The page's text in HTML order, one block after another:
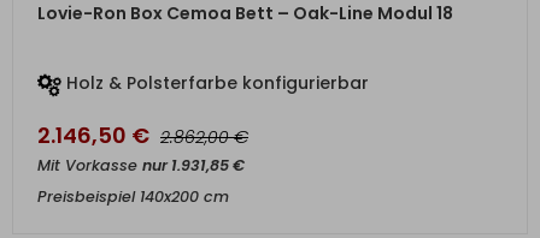
Lovie-Ron Box Cemoa Bett – Oak-Line Modul 18
Holz & Polsterfarbe konfigurierbar
2.146,50 € 2.862,00€
Mit Vorkasse nur1.931,85€
Preisbeispiel 140x200 cm